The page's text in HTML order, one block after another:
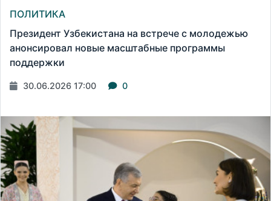
ПОЛИТИКА
Президент Узбекистана на встрече с молодежью
анонсировал новые масштабные программы
поддержки
30.06.2026 17:00 0